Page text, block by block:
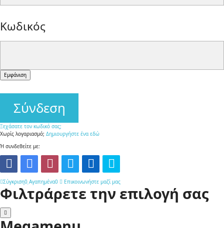
control
Κωδικός
form-
controll
Εμφάνιση
Σύνδεση
Ξεχάσατε τον κωδικό σας;
Χωρίς λογαριασμό; Δημιουργήστε ένα εδώ
Ή συνδεθείτε με:
Σύγκριση0 Αγαπημένα0 Επικοινωνήστε μαζί μας
Φιλτράρετε την επιλογή σας